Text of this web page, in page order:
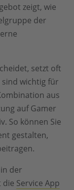
zeigt, wie
der
setzt oft
sind wichtig für
aus
auf Gamer
So können Sie
gestalten,
der
die Service App